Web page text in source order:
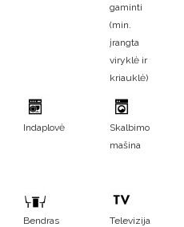
gaminti
(min.
įrangta
viryklė ir
kriauklė)
Indaplovė
Skalbimo
mašina
Bendras
Televizija